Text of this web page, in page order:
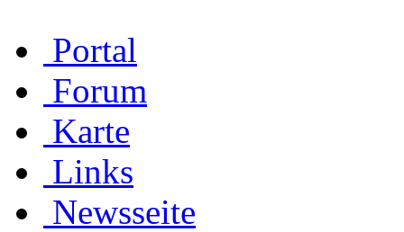
Portal
Forum
Karte
Links
Newsseite